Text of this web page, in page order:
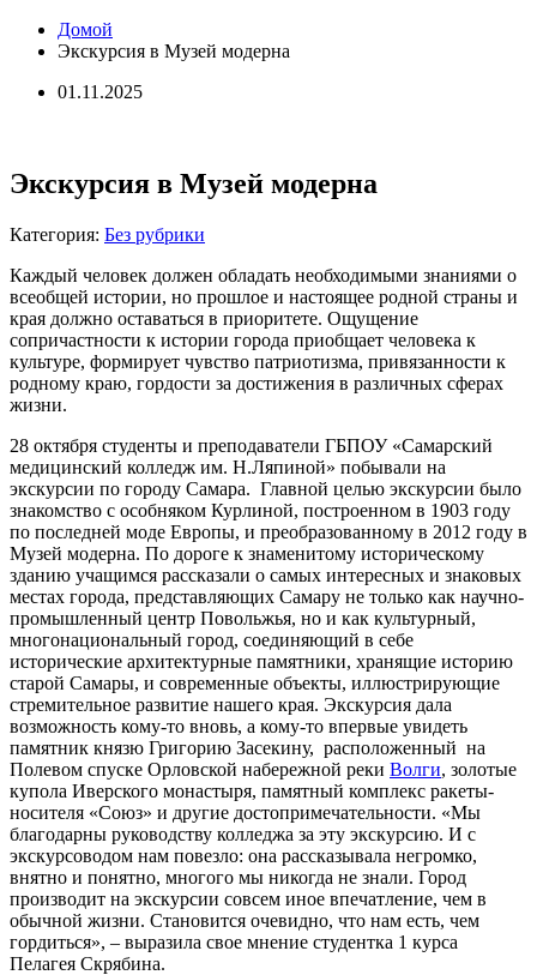
Домой
Экскурсия в Музей модерна
01.11.2025
Экскурсия в Музей модерна
Категория: Без рубрики
Каждый человек должен обладать необходимыми знаниями о
всеобщей истории, но прошлое и настоящее родной страны и
края должно оставаться в приоритете. Ощущение
сопричастности к истории города приобщает человека к
культуре, формирует чувство патриотизма, привязанности к
родному краю, гордости за достижения в различных сферах
жизни.
28 октября студенты и преподаватели ГБПОУ «Самарский
медицинский колледж им. Н.Ляпиной» побывали на
экскурсии по городу Самара. Главной целью экскурсии было
знакомство с особняком Курлиной, построенном в 1903 году
по последней моде Европы, и преобразованному в 2012 году в
Музей модерна. По дороге к знаменитому историческому
зданию учащимся рассказали о самых интересных и знаковых
местах города, представляющих Самару не только как научно-
промышленный центр Повольжья, но и как культурный,
многонациональный город, соединяющий в себе
исторические архитектурные памятники, хранящие историю
старой Самары, и современные объекты, иллюстрирующие
стремительное развитие нашего края. Экскурсия дала
возможность кому-то вновь, а кому-то впервые увидеть
памятник князю Григорию Засекину, расположенный на
Полевом спуске Орловской набережной реки Волги, золотые
купола Иверского монастыря, памятный комплекс ракеты-
носителя «Союз» и другие достопримечательности. «Мы
благодарны руководству колледжа за эту экскурсию. И с
экскурсоводом нам повезло: она рассказывала негромко,
внятно и понятно, многого мы никогда не знали. Город
производит на экскурсии совсем иное впечатление, чем в
обычной жизни. Становится очевидно, что нам есть, чем
гордиться», – выразила свое мнение студентка 1 курса
Пелагея Скрябина.